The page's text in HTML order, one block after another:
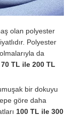
olan polyester
Polyester
da
70 TL ile 200 TL
bir dokuyu
göre daha
100 TL ile 300